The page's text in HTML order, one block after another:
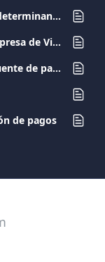
¿Cuáles son las comisiones y cómo se determinan sus gastos?
Gestionar usuarios en su cuenta de empresa de Viva.com
¿Cómo puedo crear una tienda física/fuente de pago?
de pagos